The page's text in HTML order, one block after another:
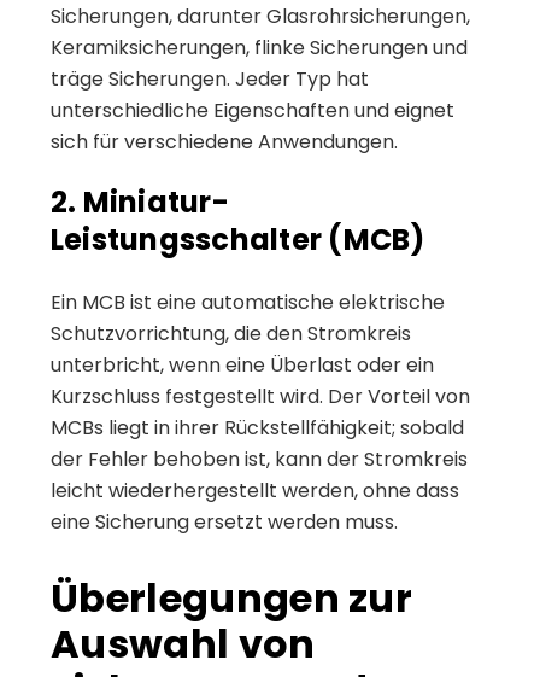
Sicherungen, darunter Glasrohrsicherungen,
Keramiksicherungen, flinke Sicherungen und
träge Sicherungen. Jeder Typ hat
unterschiedliche Eigenschaften und eignet
sich für verschiedene Anwendungen.
2. Miniatur-
Leistungsschalter (MCB)
Ein MCB ist eine automatische elektrische
Schutzvorrichtung, die den Stromkreis
unterbricht, wenn eine Überlast oder ein
Kurzschluss festgestellt wird. Der Vorteil von
MCBs liegt in ihrer Rückstellfähigkeit; sobald
der Fehler behoben ist, kann der Stromkreis
leicht wiederhergestellt werden, ohne dass
eine Sicherung ersetzt werden muss.
Überlegungen zur
Auswahl von